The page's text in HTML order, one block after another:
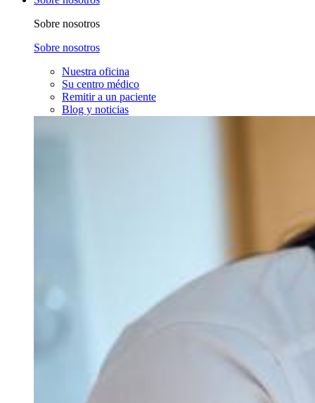
Sobre nosotros
Sobre nosotros
Nuestra oficina
Su centro médico
Remitir a un paciente
Blog y noticias